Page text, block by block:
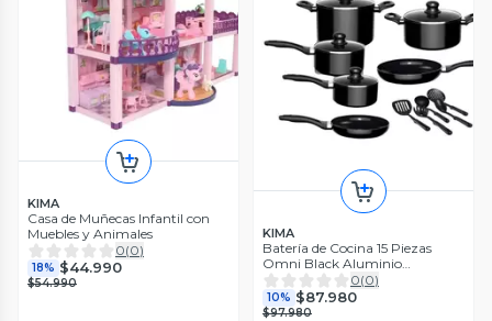
KIMA
Casa de Muñecas Infantil con
Muebles y Animales
0(0)
18% $44.990
$54.990
KIMA
Batería de Cocina 15 Piezas
Omni Black Aluminio
Antiadherente0(0)
10% $87.980
$97.980